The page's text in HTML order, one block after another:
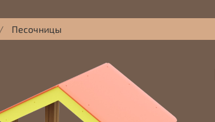
Песочницы